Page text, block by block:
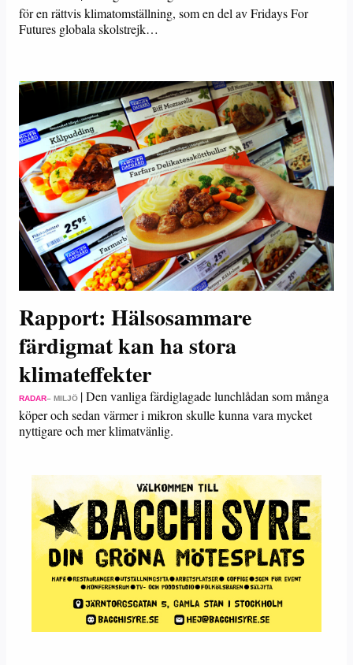
för en rättvis klimatomställning, som en del av Fridays For
Futures globala skolstrejk…
Rapport: Hälsosammare
färdigmat kan ha stora
klimateffekter
RADAR– MILJÖ |Den vanliga färdiglagade lunchlådan som många
köper och sedan värmer i mikron skulle kunna vara mycket
nyttigare och mer klimatvänlig.